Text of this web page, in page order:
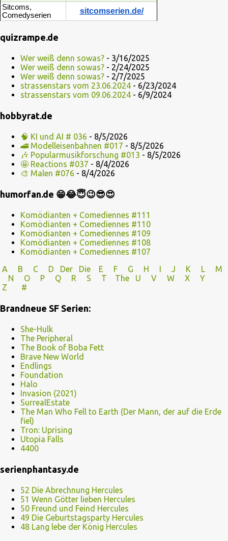
Sitcoms,
Comedyserien
sitcomserien.de/
quizrampe.de
Wer weiß denn sowas? - 3/16/2025
Wer weiß denn sowas? - 2/24/2025
Wer weiß denn sowas? - 2/7/2025
strassenstars vom 23.06.2024 - 6/23/2024
strassenstars vom 09.06.2024 - 6/9/2024
hobbyrat.de
🧠 KI und AI # 036 - 8/5/2026
🚄 Modelleisenbahnen #017 - 8/5/2026
🎶 Popularmusikforschung #013 - 8/5/2026
🤩 Reactions #037 - 8/4/2026
🎨 Malen #076 - 8/4/2026
humorfan.de 😁😂😇😉😎😍
Komödianten + Comediennes #111
Komödianten + Comediennes #110
Komödianten + Comediennes #109
Komödianten + Comediennes #108
Komödianten + Comediennes #107
A
B C D Der Die E F G H I J K L
M
N
O P Q R S T The U V
W X Y
Z
#
Brandneue SF Serien:
She-Hulk
The Peripheral
The Book of Boba Fett
Brave New World
Endlings
Foundation
Halo
Invasion (2021)
SurrealEstate
The Man Who Fell to Earth (Der Mann, der auf die Erde
fiel)
Tron: Uprising
Utopia Falls
4400
serienphantasy.de
52 Die Abrechnung Hercules
51 Wenn Götter lieben Hercules
50 Freund und Feind Hercules
49 Die Geburtstagsparty Hercules
48 Lang lebe der König Hercules